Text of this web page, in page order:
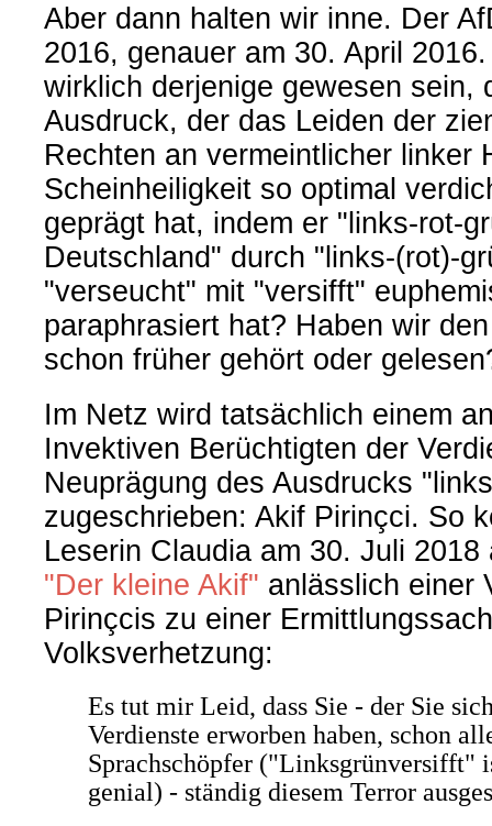
Aber dann halten wir inne. Der
2016, genauer am 30. April
wirklich derjenige gewesen sein,
Ausdruck, der das Leiden der
Rechten an vermeintlicher linker
Scheinheiligkeit so optimal
geprägt hat, indem er "links-rot-
Deutschland" durch "links-(rot)-
"verseucht" mit "versifft"
paraphrasiert hat? Haben wir
schon früher gehört oder
Im Netz wird tatsächlich einem
Invektiven Berüchtigten der
Neuprägung des Ausdrucks
zugeschrieben: Akif Pirinçci. So
Leserin Claudia am 30. Juli
"Der kleine Akif" anlässlich einer
Pirinçcis zu einer
Volksverhetzung:
Es tut mir Leid, dass Sie - der Sie
Verdienste erworben haben, schon
Sprachschöpfer ("Linksgrünversifft"
genial) - ständig diesem Terror